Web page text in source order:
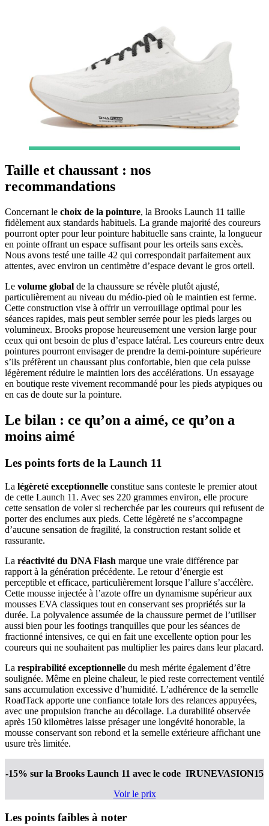
Taille et chaussant : nos
recommandations
Concernant le choix de la pointure, la Brooks Launch 11 taille
fidèlement aux standards habituels. La grande majorité des coureurs
pourront opter pour leur pointure habituelle sans crainte, la longueur
en pointe offrant un espace suffisant pour les orteils sans excès.
Nous avons testé une taille 42 qui correspondait parfaitement aux
attentes, avec environ un centimètre d’espace devant le gros orteil.
Le volume global de la chaussure se révèle plutôt ajusté,
particulièrement au niveau du médio-pied où le maintien est ferme.
Cette construction vise à offrir un verrouillage optimal pour les
séances rapides, mais peut sembler serrée pour les pieds larges ou
volumineux. Brooks propose heureusement une version large pour
ceux qui ont besoin de plus d’espace latéral. Les coureurs entre deux
pointures pourront envisager de prendre la demi-pointure supérieure
s’ils préfèrent un chaussant plus confortable, bien que cela puisse
légèrement réduire le maintien lors des accélérations. Un essayage
en boutique reste vivement recommandé pour les pieds atypiques ou
en cas de doute sur la pointure.
Le bilan : ce qu’on a aimé, ce qu’on a
moins aimé
Les points forts de la Launch 11
La légèreté exceptionnelle constitue sans conteste le premier atout
de cette Launch 11. Avec ses 220 grammes environ, elle procure
cette sensation de voler si recherchée par les coureurs qui refusent de
porter des enclumes aux pieds. Cette légèreté ne s’accompagne
d’aucune sensation de fragilité, la construction restant solide et
rassurante.
La réactivité du DNA Flash marque une vraie différence par
rapport à la génération précédente. Le retour d’énergie est
perceptible et efficace, particulièrement lorsque l’allure s’accélère.
Cette mousse injectée à l’azote offre un dynamisme supérieur aux
mousses EVA classiques tout en conservant ses propriétés sur la
durée. La polyvalence assumée de la chaussure permet de l’utiliser
aussi bien pour les footings tranquilles que pour les séances de
fractionné intensives, ce qui en fait une excellente option pour les
coureurs qui ne souhaitent pas multiplier les paires dans leur placard.
La respirabilité exceptionnelle du mesh mérite également d’être
soulignée. Même en pleine chaleur, le pied reste correctement ventilé
sans accumulation excessive d’humidité. L’adhérence de la semelle
RoadTack apporte une confiance totale lors des relances appuyées,
avec une propulsion franche au décollage. La durabilité observée
après 150 kilomètres laisse présager une longévité honorable, la
mousse conservant son rebond et la semelle extérieure affichant une
usure très limitée.
-15% sur la Brooks Launch 11 avec le code IRUNEVASION15
Voir le prix
Les points faibles à noter